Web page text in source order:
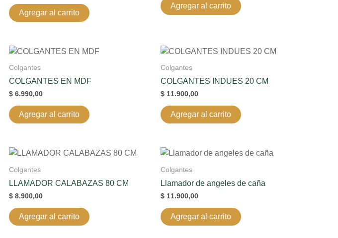
Agregar al carrito
Agregar al carrito
Colgantes
COLGANTES EN MDF
$ 6.990,00
Agregar al carrito
Colgantes
COLGANTES INDUES 20 CM
$ 11.900,00
Agregar al carrito
Colgantes
LLAMADOR CALABAZAS 80 CM
$ 8.900,00
Agregar al carrito
Colgantes
Llamador de angeles de caña
$ 11.900,00
Agregar al carrito